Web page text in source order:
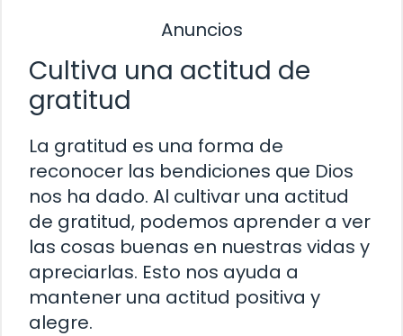
Anuncios
Cultiva una actitud de
gratitud
La gratitud es una forma de
reconocer las bendiciones que Dios
nos ha dado. Al cultivar una actitud
de gratitud, podemos aprender a ver
las cosas buenas en nuestras vidas y
apreciarlas. Esto nos ayuda a
mantener una actitud positiva y
alegre.